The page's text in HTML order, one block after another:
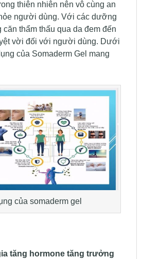
thiên nhiên nên vô cùng an
người dùng. Với các dưỡng
thẩm thấu qua da đem đến
vời đối với người dùng. Dưới
của Somaderm Gel mang
của somaderm gel
tăng hormone tăng trưởng